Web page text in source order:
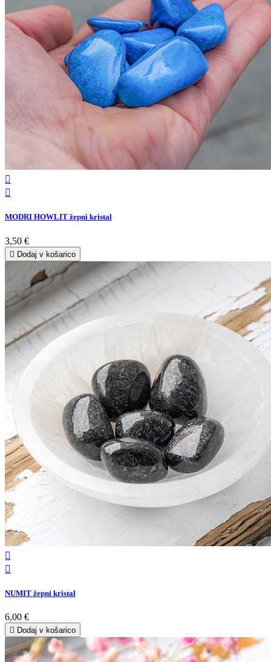


MODRI HOWLIT žepni kristal
3,50 €
 Dodaj v košarico


NUMIT žepni kristal
6,00 €
 Dodaj v košarico